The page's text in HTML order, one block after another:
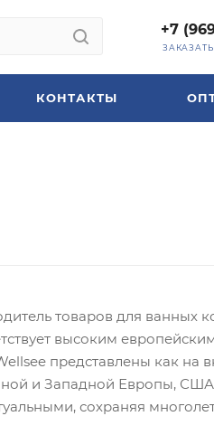
+7
КОНТАКТЫ
товаров для ванных
высоким
представлены как на
и Западной Европы,
сохраняя